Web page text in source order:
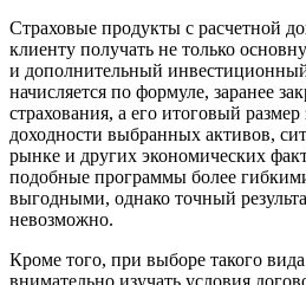
Страховые продукты с расчетной
клиенту получать не только
и дополнительный
начисляется по формуле, заранее
страхования, а его итоговый
доходности выбранных активов,
рынке и других экономических
подобные программы более
выгодными, однако точный
невозможно.
Кроме того, при выборе такого